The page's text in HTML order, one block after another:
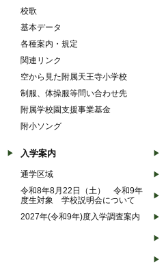
校歌
基本データ
各種案内・規定
関連リンク
空から見た附属天王寺小学校
制服、体操服等問い合わせ先
附属学校園支援事業基金
附小ソング
入学案内
通学区域
令和8年8月22日（土） 令和9年
度生対象 学校説明会について
2027年(令和9年)度入学調査案内